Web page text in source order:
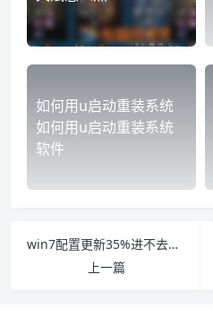
如何用u启动重装系统
如何用u启动重装系统
软件
win7配置更新35%进不去怎么办 win7一直配置35进不了系统
上一篇